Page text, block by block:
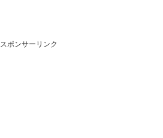
スポンサーリンク